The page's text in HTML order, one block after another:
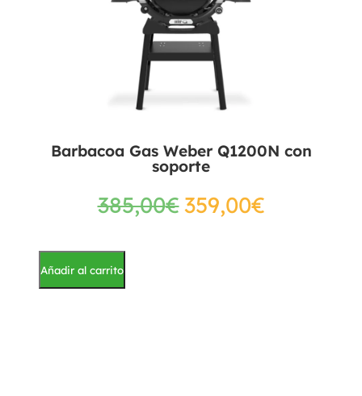
Barbacoa Gas Weber Q1200N con
soporte
385,00€359,00€
Añadir al carrito